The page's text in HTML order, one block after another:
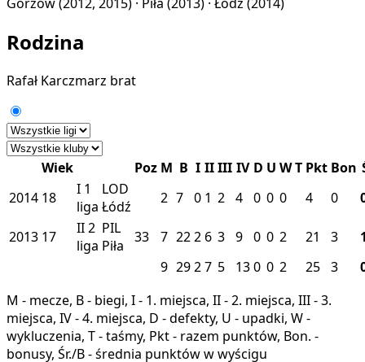
Rodzina
Rafał Karczmarz brat
Wiek Poz M B I IIIII IV D U WT Pkt Bon
2014 18 I 1
liga
LOD
Łódź
2 7 0 1 2 4 0 0 0 4 0
2013 17 II2
liga
PIL
Piła
33 7 222 6 3 9 0 0 2 21 3
9 2927 5 130 0 2 25 3
M - mecze, B - biegi, I - 1. miejsca, II - 2. miejsca, III - 3.
miejsca, IV - 4. miejsca, D - defekty, U - upadki, W -
wykluczenia, T - taśmy, Pkt - razem punktów, Bon. -
bonusy, Śr./B - średnia punktów w wyścigu